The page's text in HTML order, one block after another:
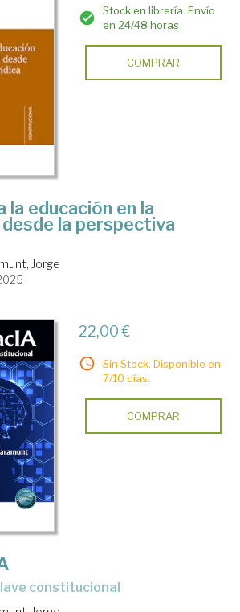
Stock en librería. Envío
en 24/48 horas
COMPRAR
la educación en la
la perspectiva
Jorge
22,00 €
Sin Stock. Disponible en
7/10 días.
COMPRAR
constitucional